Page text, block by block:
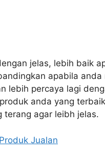
jelas, lebih baik
apabila anda
lebih percaya lagi
anda yang
agar leibh jelas.
Jualan